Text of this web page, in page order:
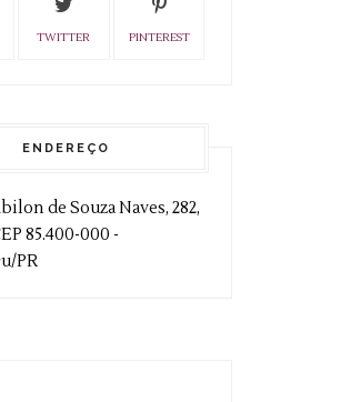
TWITTER PINTEREST
ENDEREÇO
de Souza Naves, 282,
85.400-000 -
PR